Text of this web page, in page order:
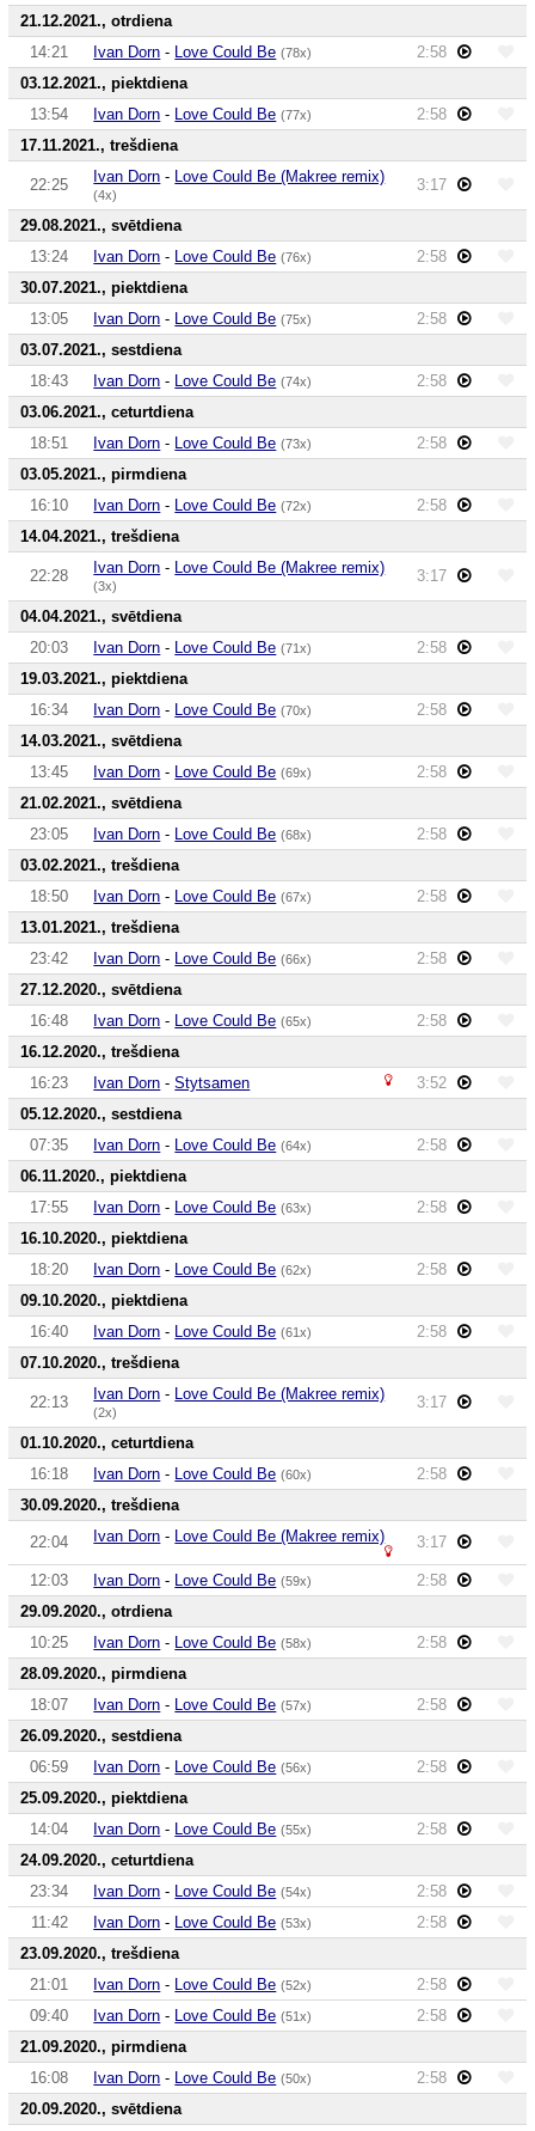
21.12.2021., otrdiena
14:21
Ivan Dorn - Love Could Be (78x)
2:58
03.12.2021., piektdiena
13:54
Ivan Dorn - Love Could Be (77x)
2:58
17.11.2021., trešdiena
22:25 Ivan Dorn - Love Could Be (Makree remix)
(4x)
3:17
29.08.2021., svētdiena
13:24
Ivan Dorn - Love Could Be (76x)
2:58
30.07.2021., piektdiena
13:05
Ivan Dorn - Love Could Be (75x)
2:58
03.07.2021., sestdiena
18:43
Ivan Dorn - Love Could Be (74x)
2:58
03.06.2021., ceturtdiena
18:51
Ivan Dorn - Love Could Be (73x)
2:58
03.05.2021., pirmdiena
16:10
Ivan Dorn - Love Could Be (72x)
2:58
14.04.2021., trešdiena
22:28 Ivan Dorn - Love Could Be (Makree remix)
(3x)
3:17
04.04.2021., svētdiena
20:03
Ivan Dorn - Love Could Be (71x)
2:58
19.03.2021., piektdiena
16:34
Ivan Dorn - Love Could Be (70x)
2:58
14.03.2021., svētdiena
13:45
Ivan Dorn - Love Could Be (69x)
2:58
21.02.2021., svētdiena
23:05
Ivan Dorn - Love Could Be (68x)
2:58
03.02.2021., trešdiena
18:50
Ivan Dorn - Love Could Be (67x)
2:58
13.01.2021., trešdiena
23:42
Ivan Dorn - Love Could Be (66x)
2:58
27.12.2020., svētdiena
16:48
Ivan Dorn - Love Could Be (65x)
2:58
16.12.2020., trešdiena
16:23
Ivan Dorn -Stytsamen
3:52
05.12.2020., sestdiena
07:35
Ivan Dorn - Love Could Be (64x)
2:58
06.11.2020., piektdiena
17:55
Ivan Dorn - Love Could Be (63x)
2:58
16.10.2020., piektdiena
18:20
Ivan Dorn - Love Could Be (62x)
2:58
09.10.2020., piektdiena
16:40
Ivan Dorn - Love Could Be (61x)
2:58
07.10.2020., trešdiena
22:13 Ivan Dorn - Love Could Be (Makree remix)
(2x)
3:17
01.10.2020., ceturtdiena
16:18
Ivan Dorn - Love Could Be (60x)
2:58
30.09.2020., trešdiena
22:04 Ivan Dorn - Love Could Be (Makree remix) 3:17
12:03 Ivan Dorn - Love Could Be (59x)
2:58
29.09.2020., otrdiena
10:25
Ivan Dorn - Love Could Be (58x)
2:58
28.09.2020., pirmdiena
18:07
Ivan Dorn - Love Could Be (57x)
2:58
26.09.2020., sestdiena
06:59
Ivan Dorn - Love Could Be (56x)
2:58
25.09.2020., piektdiena
14:04
Ivan Dorn - Love Could Be (55x)
2:58
24.09.2020., ceturtdiena
23:34
Ivan Dorn - Love Could Be (54x)
2:58
11:42
Ivan Dorn - Love Could Be (53x)
2:58
23.09.2020., trešdiena
21:01
Ivan Dorn - Love Could Be (52x)
2:58
09:40
Ivan Dorn - Love Could Be (51x)
2:58
21.09.2020., pirmdiena
16:08
Ivan Dorn - Love Could Be (50x)
2:58
20.09.2020., svētdiena